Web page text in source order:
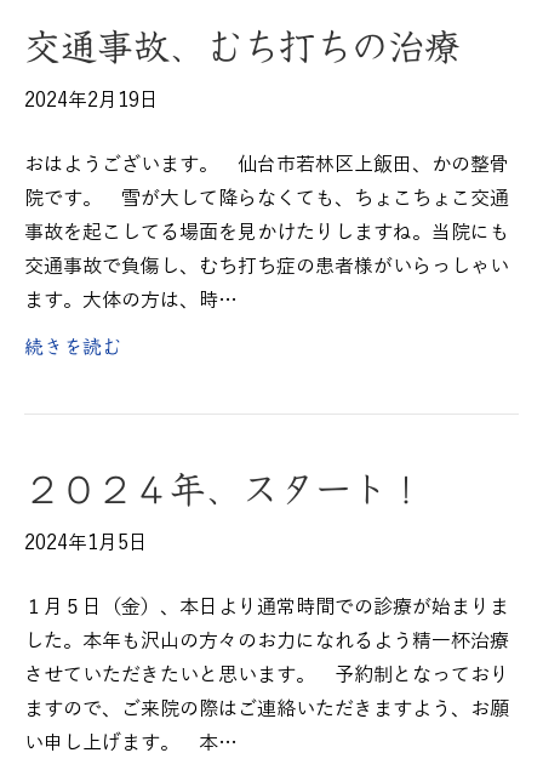
交通事故、むち打ちの治療
2024年2月19日
おはようございます。 仙台市若林区上飯田、かの整骨
院です。 雪が大して降らなくても、ちょこちょこ交通
事故を起こしてる場面を見かけたりしますね。当院にも
交通事故で負傷し、むち打ち症の患者様がいらっしゃい
ます。大体の方は、時…
続きを読む
２０２４年、スタート！
2024年1月5日
１月５日（金）、本日より通常時間での診療が始まりま
した。本年も沢山の方々のお力になれるよう精一杯治療
させていただきたいと思います。 予約制となっており
ますので、ご来院の際はご連絡いただきますよう、お願
い申し上げます。 本…